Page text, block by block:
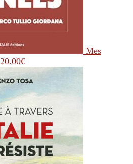
Mes
20.00€